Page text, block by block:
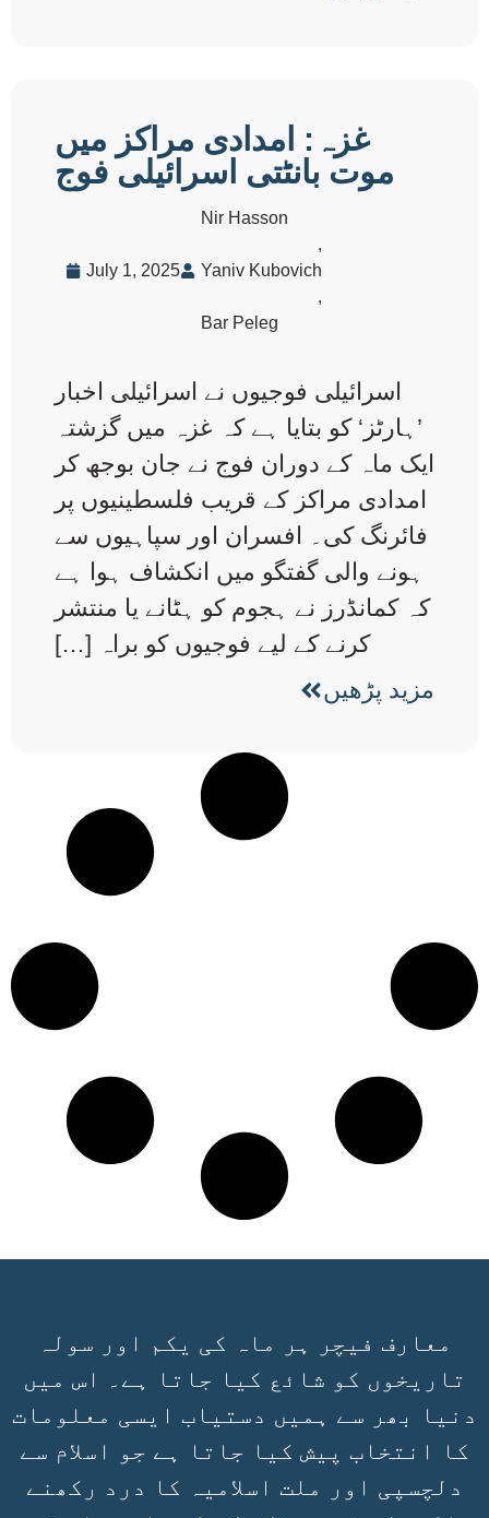
غزہ: امدادی مراکز میں
موت بانٹتی اسرائیلی فوج
July 1, 2025
Nir Hasson
,
Yaniv Kubovich
,
Bar Peleg
اسرائیلی فوجیوں نے اسرائیلی اخبار
’ہارٹز‘ کو بتایا ہے کہ غزہ میں گزشتہ
ایک ماہ کے دوران فوج نے جان بوجھ کر
امدادی مراکز کے قریب فلسطینیوں پر
فائرنگ کی۔ افسران اور سپاہیوں سے
ہونے والی گفتگو میں انکشاف ہوا ہے
کہ کمانڈرز نے ہجوم کو ہٹانے یا منتشر
کرنے کے لیے فوجیوں کو براہ […]
مزید پڑھیں
معارف فیچر ہر ماہ کی یکم اور سولہ
تاریخوں کو شائع کیا جاتا ہے۔ اس میں
دنیا بھر سے ہمیں دستیاب ایسی معلومات
کا انتخاب پیش کیا جاتا ہے جو اسلام سے
دلچسپی اور ملت اسلامیہ کا درد رکھنے